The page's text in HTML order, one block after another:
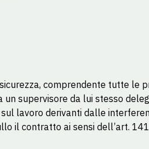
comprendente tutte le
supervisore da lui stesso
lavoro derivanti dalle
il contratto ai sensi dell’art.